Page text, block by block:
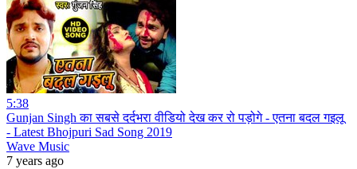
5:38
Gunjan Singh का सबसे दर्दभरा वीडियो देख कर रो पड़ोगे - एतना बदल गइलू
- Latest Bhojpuri Sad Song 2019
Wave Music
7 years ago